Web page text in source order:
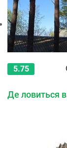
5.75
Де ловиться в